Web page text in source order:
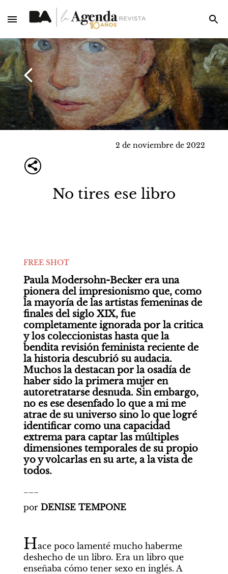
2 de noviembre de 2022
No tires ese libro
FREE SHOT
Paula Modersohn-Becker era una
pionera del impresionismo que, como
la mayoría de las artistas femeninas de
finales del siglo XIX, fue
completamente ignorada por la critica
y los coleccionistas hasta que la
bendita revisión feminista reciente de
la historia descubrió su audacia.
Muchos la destacan por la osadía de
haber sido la primera mujer en
autoretratarse desnuda. Sin embargo,
no es ese desenfado lo que a mi me
atrae de su universo sino lo que logré
identificar como una capacidad
extrema para captar las múltiples
dimensiones temporales de su propio
yo y volcarlas en su arte, a la vista de
todos.
por DENISE TEMPONE
Hace poco lamenté mucho haberme
deshecho de un libro. Era un libro que
enseñaba cómo tener sexo en inglés. A